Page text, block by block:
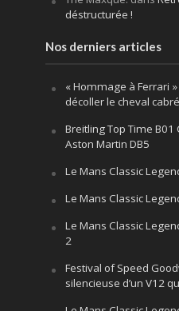
déstructurée !
Nos derniers articles
« Hommage à Ferrari
décoller le cheval cabré
Breitling Top Time
Aston Martin DB5
Le Mans Classic
Le Mans Classic
Le Mans Classic
2
Festival of Speed
silencieuse d’un V12